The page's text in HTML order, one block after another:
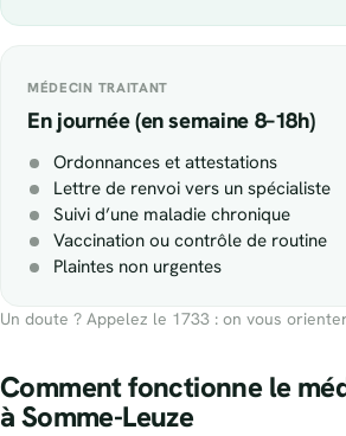
MÉDECIN TRAITANT
En journée (en semaine 8–18h)
Ordonnances et attestations
Lettre de renvoi vers un spécialiste
Suivi d’une maladie chronique
Vaccination ou contrôle de routine
Plaintes non urgentes
Un doute ? Appelez le 1733 : on vous
Comment fonctionne le
à Somme-Leuze